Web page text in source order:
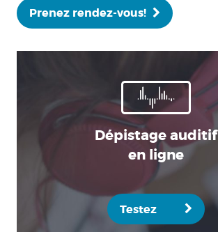
Prenez rendez-vous!
Dépistage auditif
en ligne
Testez